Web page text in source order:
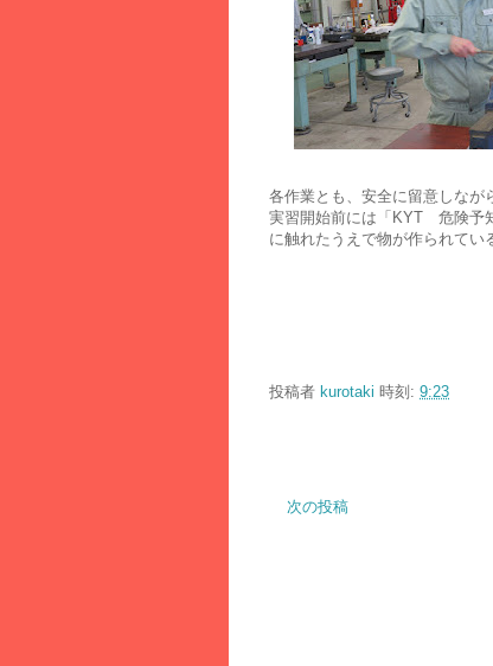
各作業とも、安全に留意しなが
実習開始前には「KYT 危険予
に触れたうえで物が作られてい
投稿者 kurotaki 時刻: 9:23
次の投稿